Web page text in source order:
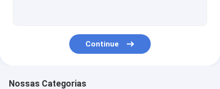
Acessórios do perseguidor de GPS
Continue
Nossas Categorias